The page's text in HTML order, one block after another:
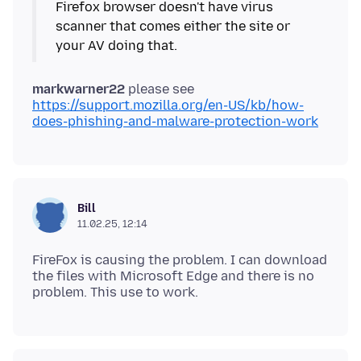
Firefox browser doesn't have virus
scanner that comes either the site or
markwarner22 please see
https://support.mozilla.org/en-US/kb/how-
does-phishing-and-malware-protection-work
Bill
11.02.25, 12:14
FireFox is causing the problem. I can download
the files with Microsoft Edge and there is no